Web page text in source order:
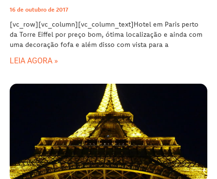
16 de outubro de 2017
[vc_row][vc_column][vc_column_text]Hotel em Paris perto
da Torre Eiffel por preço bom, ótima localização e ainda com
uma decoração fofa e além disso com vista para a
LEIA AGORA »